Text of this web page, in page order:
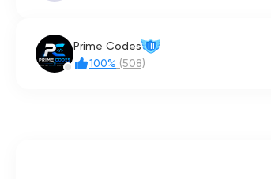
Prime Codes III
100% (508)